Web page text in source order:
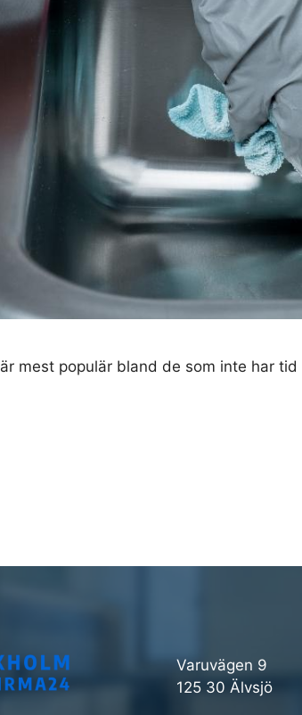
mest populär bland de som inte har
Varuvägen 9
125 30 Älvsjö